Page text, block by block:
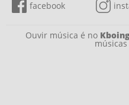
facebook
Ouvir música é no Kboing